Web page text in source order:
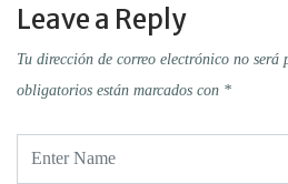
Leave a Reply
Tu dirección de correo electrónico no será
obligatorios están marcados con *